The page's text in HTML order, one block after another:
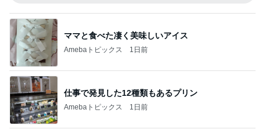
仕事で発見した12種類もあるプリン
Amebaトピックス 1日前
節約生活に魔が差した焼肉きんぐ
Amebaトピックス 2日前